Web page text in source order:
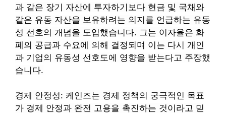
과 같은 장기 자산에 투자하기보다 현금 및 국채와
같은 유동 자산을 보유하려는 의지를 언급하는 유동
성 선호의 개념을 도입했습니다. 그는 이자율은 화
폐의 공급과 수요에 의해 결정되며 이는 다시 개인
과 기업의 유동성 선호도에 영향을 받는다고 주장했
습니다.
경제 안정성: 케인즈는 경제 정책의 궁극적인 목표
가 경제 안정과 완전 고용을 촉진하는 것이라고 믿